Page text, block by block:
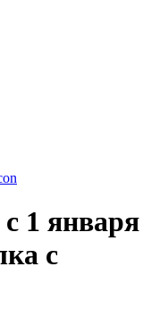
1 января
с